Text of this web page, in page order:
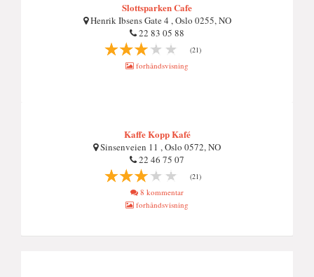
Slottsparken Cafe
Henrik Ibsens Gate 4 , Oslo 0255, NO
22 83 05 88
(21)
forhåndsvisning
Kaffe Kopp Kafé
Sinsenveien 11 , Oslo 0572, NO
22 46 75 07
(21)
8 kommentar
forhåndsvisning